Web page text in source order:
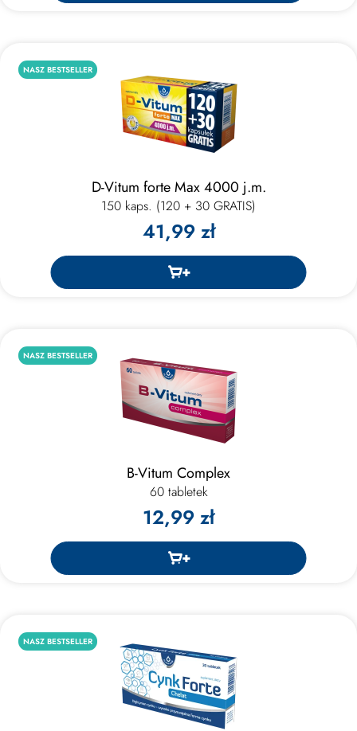
NASZ BESTSELLER
D-Vitum forte Max 4000 j.m.
150 kaps. (120 + 30 GRATIS)
41,99 zł
NASZ BESTSELLER
B-Vitum Complex
60 tabletek
12,99 zł
NASZ BESTSELLER